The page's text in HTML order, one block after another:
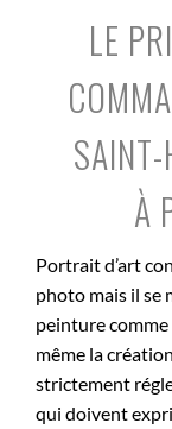
LE
À
Portrait d’art
photo mais il se
peinture comme
même la
strictement
qui doivent